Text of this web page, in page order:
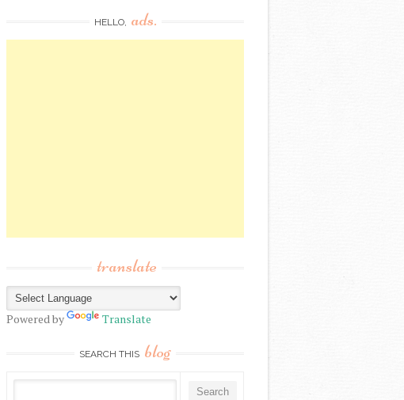
HELLO, ads.
translate
Powered by Translate
SEARCH THIS blog